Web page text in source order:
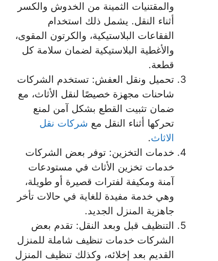
والمقتنيات الثمينة من الخدوش والكسر
أثناء النقل. يشمل ذلك استخدام
الفقاعات البلاستيكية، والكرتون المقوى،
والأغطية البلاستيكية لضمان سلامة كل
قطعة.
تحميل ونقل العفش: تستخدم الشركات
شاحنات مجهزة خصيصًا لنقل الأثاث، مع
ضمان تثبيت القطع بشكل آمن لمنع
تحركها أثناء النقل مع شركات نقل
الاثاث.
خدمات التخزين: توفر بعض الشركات
خدمات تخزين الأثاث في مستودعات
آمنة ومكيفة لفترات قصيرة أو طويلة،
وهي خدمة مفيدة للغاية في حالات تأخر
جاهزية المنزل الجديد.
التنظيف قبل وبعد النقل: تقدم بعض
الشركات خدمات تنظيف شاملة للمنزل
القديم بعد إخلائه، وكذلك تنظيف المنزل